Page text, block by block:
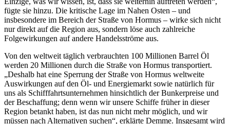
fügte sie hinzu. Die kritische Lage im Nahen Osten – und
insbesondere im Bereich der Straße von Hormus – wirke sich nicht
nur direkt auf die Region aus, sondern löse auch zahlreiche
Folgewirkungen auf andere Handelsströme aus.
Von den weltweit täglich verbrauchten 100 Millionen Barrel Öl
werden 20 Millionen durch die Straße von Hormus transportiert.
„Deshalb hat eine Sperrung der Straße von Hormus weltweite
Auswirkungen auf den Öl- und Energiemarkt sowie natürlich für
uns als Schifffahrtsunternehmen hinsichtlich der Bunkerpreise und
der Beschaffung; denn wenn wir unsere Schiffe früher in dieser
Region betankt haben, ist das nun nicht mehr möglich, und wir
müssen nach Alternativen suchen“, erklärte Demme. Insgesamt wird